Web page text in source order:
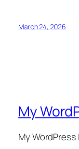
March 24, 2026
My
My WordPress